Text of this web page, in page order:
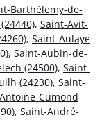
Barthélemy-de-
, Saint-Avit-
, Saint-Aulaye
, Saint-Aubin-de-
(24500), Saint-
(24230), Saint-
Cumond
, Saint-André-